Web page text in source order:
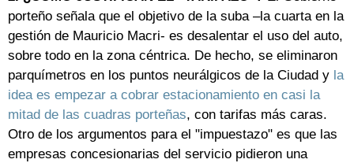
porteño señala que el objetivo de la suba –la cuarta en la
gestión de Mauricio Macri- es desalentar el uso del auto,
sobre todo en la zona céntrica. De hecho, se eliminaron
parquímetros en los puntos neurálgicos de la Ciudad y la
idea es empezar a cobrar estacionamiento en casi la
mitad de las cuadras porteñas, con tarifas más caras.
Otro de los argumentos para el "impuestazo" es que las
empresas concesionarias del servicio pidieron una